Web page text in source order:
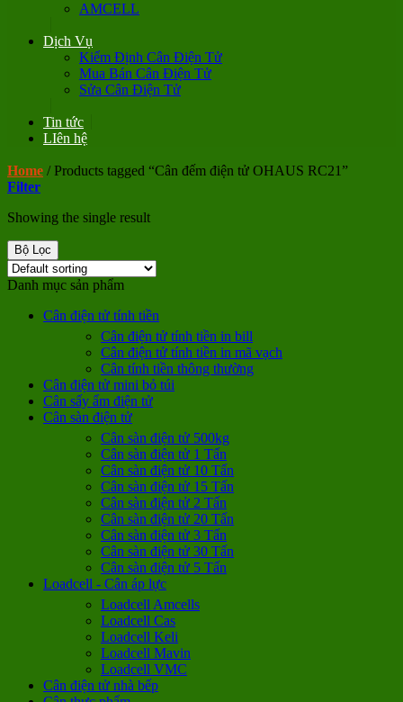
AMCELL
Dịch Vụ
Kiểm Định Cân Điện Tử
Mua Bán Cân Điện Tử
Sửa Cân Điện Tử
Tin tức
LIên hệ
Home /Products tagged “Cân đếm điện tử OHAUS RC21”
Filter
Showing the single result
Bộ Lọc
Danh mục sản phẩm
Cân điện tử tính tiền
Cân điện tử tính tiền in bill
Cân điện tử tính tiền in mã vạch
Cân tính tiền thông thường
Cân điện tử mini bỏ túi
Cân sấy ẩm điện tử
Cân sàn điện tử
Cân sàn điện tử 500kg
Cân sàn điện tử 1 Tấn
Cân sàn điện tử 10 Tấn
Cân sàn điện tử 15 Tấn
Cân sàn điện tử 2 Tấn
Cân sàn điện tử 20 Tấn
Cân sàn điện tử 3 Tấn
Cân sàn điện tử 30 Tấn
Cân sàn điện tử 5 Tấn
Loadcell - Cân áp lực
Loadcell Amcells
Loadcell Cas
Loadcell Keli
Loadcell Mavin
Loadcell VMC
Cân điện tử nhà bếp